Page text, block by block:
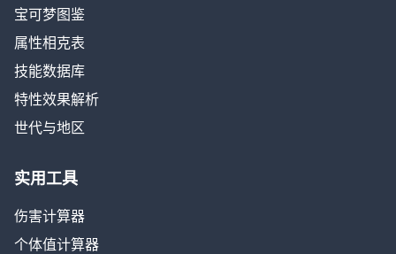
宝可梦图鉴
属性相克表
技能数据库
特性效果解析
世代与地区
实用工具
伤害计算器
个体值计算器